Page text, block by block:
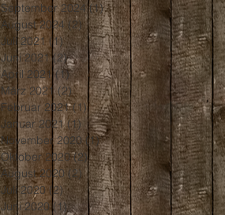
September 2024 (1)1 Beitrag
August 2024 (2)2 Beiträge
Juli 2021 (1)1 Beitrag
Juni 2021 (2)2 Beiträge
April 2021 (1)1 Beitrag
März 2021 (2)2 Beiträge
Februar 2021 (1)1 Beitrag
Januar 2021 (1)1 Beitrag
November 2020 (1)1 Beitrag
Oktober 2020 (2)2 Beiträge
August 2020 (2)2 Beiträge
Juli 2020 (2)2 Beiträge
Juni 2020 (1)1 Beitrag